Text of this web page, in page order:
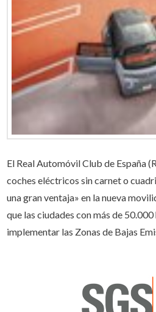
El Real Automóvil Club de España
coches eléctricos sin carnet o
una gran ventaja» en la nueva
que las ciudades con más de
implementar las Zonas de Bajas